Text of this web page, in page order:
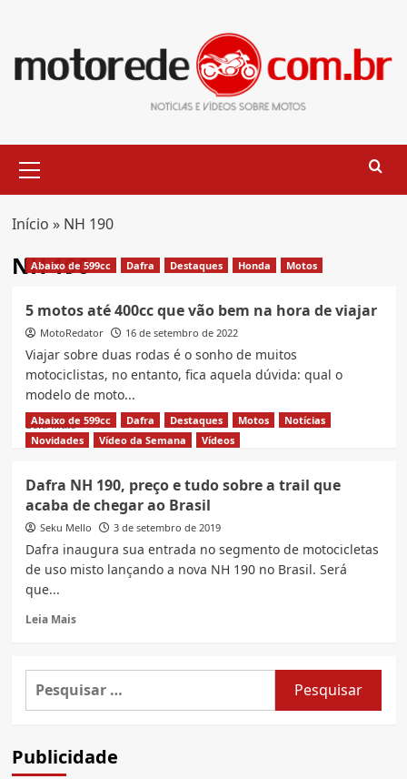
content
Menu
Início » NH 190
NH 190
Abaixo de 599cc Dafra Destaques Honda Motos
5 motos até 400cc que vão bem na hora de viajar
MotoRedator 16 de setembro de 2022
Viajar sobre duas rodas é o sonho de muitos
motociclistas, no entanto, fica aquela dúvida: qual o
modelo de moto...
Leia MaisRead
more
motos
até
400cc
vão
bem
Abaixo de 599cc Dafra Destaques Motos
Notícias
Novidades
Vídeo da Semana Vídeos
Dafra NH 190, preço e tudo sobre a trail que
acaba de chegar ao Brasil
Seku Mello 3 de setembro de 2019
Dafra inaugura sua entrada no segmento de motocicletas
de uso misto lançando a nova NH 190 no Brasil. Será
que...
Leia MaisRead
Dafra
NH
tudo
Pesquisar
por:
Publicidade